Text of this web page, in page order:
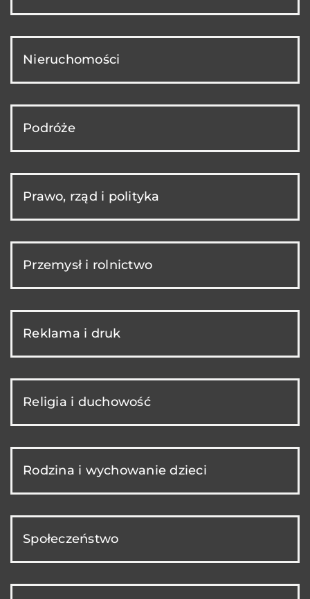
Nieruchomości
Podróże
Prawo, rząd i polityka
Przemysł i rolnictwo
Reklama i druk
Religia i duchowość
Rodzina i wychowanie dzieci
Społeczeństwo